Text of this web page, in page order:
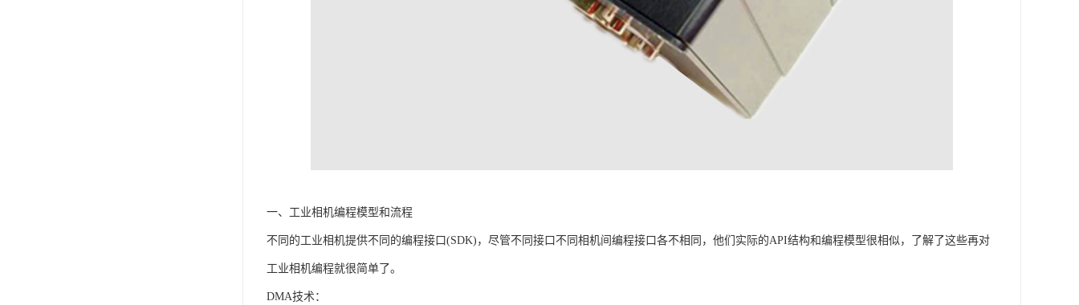
一、工业相机编程模型和流程
不同的工业相机提供不同的编程接口(SDK)，尽管不同接口不同相机间编程接口各不相同，他们实际的API结构和编程模型很相似，了解了这些再对
工业相机编程就很简单了。
DMA技术：